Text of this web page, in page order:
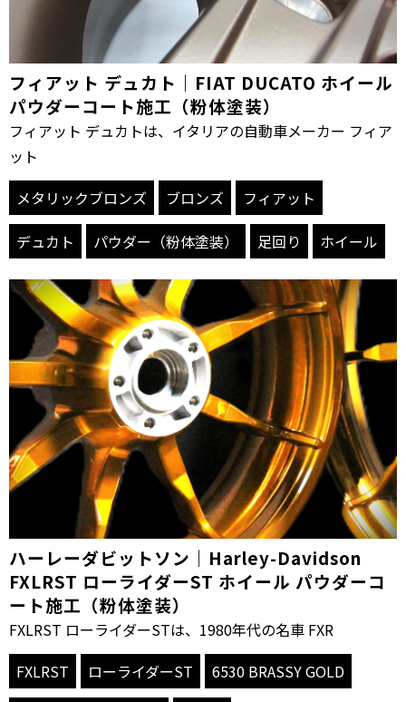
フィアット デュカト｜FIAT DUCATO ホイール
パウダーコート施工（粉体塗装）
フィアット デュカトは、イタリアの自動車メーカー フィア
ット
メタリックブロンズ
ブロンズ
フィアット
デュカト
パウダー（粉体塗装） 足回り ホイール
ハーレーダビットソン｜Harley-Davidson
FXLRST ローライダーST ホイール パウダーコ
ート施工（粉体塗装）
FXLRST ローライダーSTは、1980年代の名車 FXR
FXLRST
ローライダーST
6530 BRASSY GOLD